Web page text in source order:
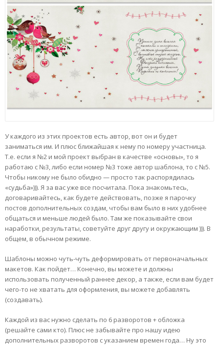
У каждого из этих проектов есть автор, вот он и будет
заниматься им. И плюс ближайшая к нему по номеру участница.
Т.е. если я №2 и мой проект выбран в качестве «основы», то я
работаю с №3, либо если номер №3 тоже автор шаблона, то с №5.
Чтобы никому не было обидно — просто так распорядилась
«судьба»))). Я за вас уже все посчитала. Пока знакомьтесь,
договаривайтесь, как будете действовать, позже я парочку
постов дополнительных создам, чтобы вам было в них удобнее
общаться и меньше людей было. Там же показывайте свои
наработки, результаты, советуйте друг другу и окружающим ))). В
общем, в обычном режиме.
Шаблоны можно чуть-чуть деформировать от первоначальных
макетов. Как пойдет… Конечно, вы можете и должны
использовать полученный раннее декор, а также, если вам будет
чего-то не хватать для оформления, вы можете добавлять
(создавать).
Каждой из вас нужно сделать по 6 разворотов + обложка
(решайте сами кто). Плюс не забывайте про нашу идею
дополнительных разворотов с указанием времен года… Ну это